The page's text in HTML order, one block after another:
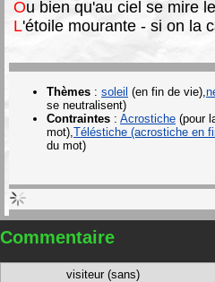
Ou bien qu'au ciel se mire
L'étoile mourante - si on la
Thèmes : soleil (en fin de vie)
se neutralisent)
Contraintes : Acrostiche (pour
mot) Téléstiche (acrostiche en
du mot)
Commentaire
visiteur (sans)